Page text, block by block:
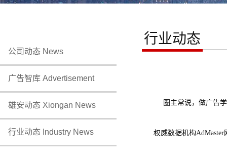
公司动态 News
广告智库 Advertisement
雄安动态 Xiongan News
行业动态 Industry News
行业动态
圈主常说，做广告
权威数据机构